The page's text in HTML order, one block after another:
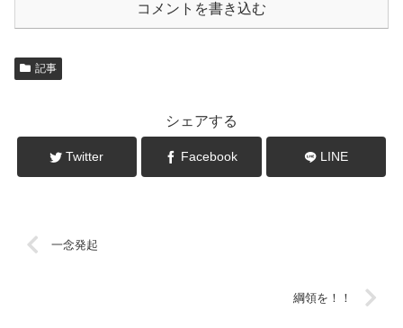
コメントを書き込む
記事
シェアする
Twitter Facebook LINE
一念発起
綱領を！！